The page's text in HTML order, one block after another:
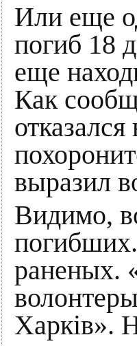
Или еще
погиб 18
еще
Как
выразил
Видимо,
раненых.
Харків».